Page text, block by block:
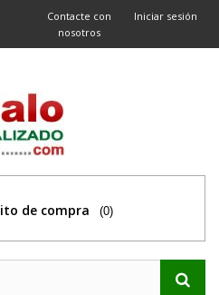
Iniciar sesión
Contacte con
nosotros
de compra (0)